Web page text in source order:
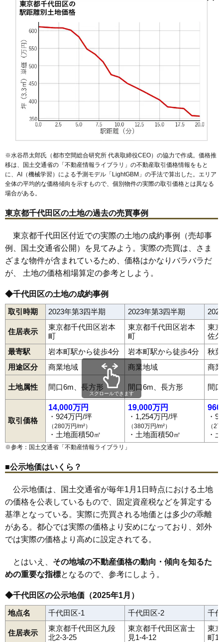
※水谷昂太郎氏（都市空間総合研究所 代表取締役CEO）の協力で作成。価格推
移は、国土交通省の「不動産情報ライブラリ 」の不動産取引価格情報をもと
に、AI（機械学習）による予測モデル「LightGBM」の手法で算出した。エリア
全体の平均的な価格傾向を示すもので、個別物件の実際の取引価格とは異なる
場合がある。
東京都千代田区の土地の過去の売買事例
東京都千代田区付近での実際の土地の成約事例（売却事
例、国土交通省公開）を見てみよう。実際の売買は、さま
ざまな物件が含まれているため、価格はかなりバラバラだ
が、 土地の価格相場算定の参考としよう。
◆千代田区の土地の成約事例
取引時期 2023年第3四半期 2023年第3四半期
住居表示
東京都千代田区岩本
町
東京都千代田区岩本
町
東
佐
最寄駅
岩本町駅から徒歩4分 岩本町駅から徒歩4分
秋
用途区分
商業地域 商業地域 商
土地属性 間口6m、長方形 間口6m、長方形 間
取引価格
14,000万円
・924万円/坪
（280万円/m²）
・土地面積50㎡
19,000万円
・1,254万円/坪
（380万円/m²）
・土地面積50㎡
960
・
（
・
スクロールできます
※参考：国土交通省「不動産情報ライブラリ 」
■公示地価はいくら？
公示地価は、国土交通省が毎年1月1日時点における土地
の価格を公表しているもので、固定資産税などを算定する
基準となっている。実際に売買される地価とは多少の乖離
がある。都心では実際の価格より安めになっており、郊外
では実際の価格より高めに設定されてる。
とはいえ、 その地域の不動産価格の動向・傾向を知るた
めの重要な指標となるので、参考にしよう。
◆千代田区の公示地価（2025年1月）
地点名 千代田区-1 千代田区-2 千
住居表示
東京都千代田区九段
北2-3-25
東京都千代田区富士
見1-4-12
東
町
飯田橋岩本町 内神田
神田神保町神田須田町
永田町
水道橋駅末広町駅溜池山王駅
新御茶ノ水駅麹町駅
小川町駅
岩本町駅